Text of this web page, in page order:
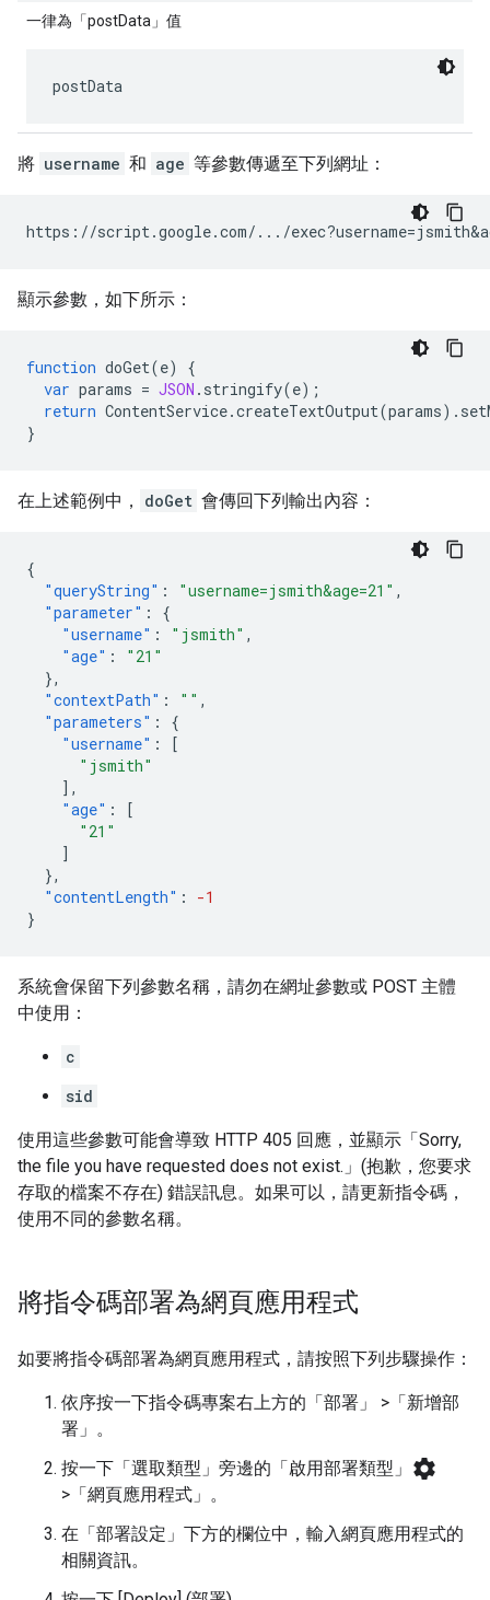
一律為「postData」值
postData
將 username 和 age 等參數傳遞至下列網址：
顯示參數，如下所示：
function doGet(e)
{
var params = JSON . stringify(e);
return ContentService.createTextOutput(params).
}
在上述範例中， doGet 會傳回下列輸出內容：
{
"queryString" : "username=jsmith&age=21" ,
"parameter" :
{
"username" : "jsmith" ,
"age" :
"21"
},
"contextPath" : "" ,
"parameters" :
{
"username" :
[
"jsmith"
],
"age" :
[
"21"
]
},
"contentLength" :
-1
}
系統會保留下列參數名稱，請勿在網址參數或 POST 主體
中使用：
c
sid
使用這些參數可能會導致 HTTP 405 回應，並顯示「Sorry,
the file you have requested does not exist.」(抱歉，您要求
存取的檔案不存在) 錯誤訊息。如果可以，請更新指令碼，
使用不同的參數名稱。
將指令碼部署為網頁應用程式
如要將指令碼部署為網頁應用程式，請按照下列步驟操作：
依序按一下指令碼專案右上方的「部署」
>「新增部
署」 。
按一下「選取類型」旁邊的「啟用部署類型」 settings
>「網頁應用程式」 。
在「部署設定」下方的欄位中，輸入網頁應用程式的
相關資訊。